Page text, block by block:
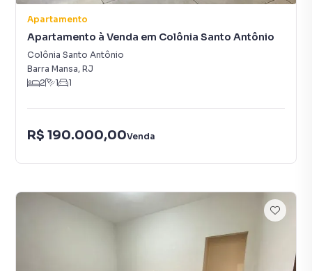
Apartamento
Apartamento à Venda em Colônia Santo Antônio
Colônia Santo Antônio
Barra Mansa, RJ
2
1 1
R$ 190.000,00Venda